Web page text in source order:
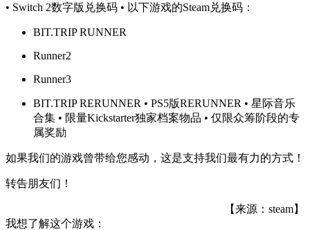
• Switch 2数字版兑换码 • 以下游戏的Steam兑换码：
BIT.TRIP RUNNER
Runner2
Runner3
BIT.TRIP RERUNNER • PS5版RERUNNER • 星际音乐
合集 • 限量Kickstarter独家档案物品 • 仅限众筹阶段的专
属奖励
如果我们的游戏曾带给您感动，这是支持我们最有力的方式！
转告朋友们！
【来源：steam】
我想了解这个游戏：